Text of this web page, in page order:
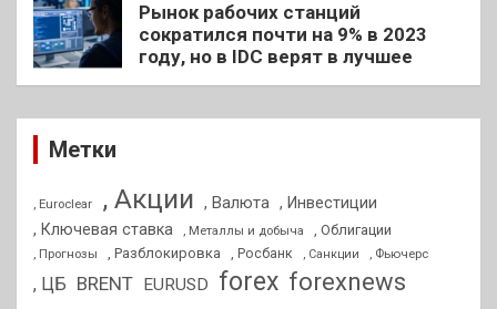
Рынок рабочих станций
сократился почти на 9% в 2023
году, но в IDC верят в лучшее
Метки
, Euroclear , Акции , Валюта , Инвестиции
, Ключевая ставка
, Металлы и добыча , Облигации
, Прогнозы , Разблокировка , Росбанк , Санкции , Фьючерс
, ЦБ BRENT EURUSD forex forexnews